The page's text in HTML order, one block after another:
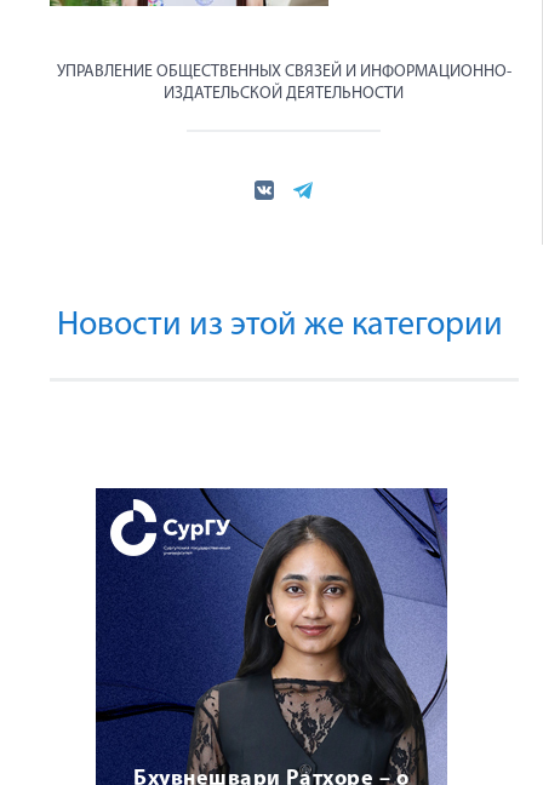
УПРАВЛЕНИЕ ОБЩЕСТВЕННЫХ СВЯЗЕЙ И ИНФОРМАЦИОННО-
ИЗДАТЕЛЬСКОЙ ДЕЯТЕЛЬНОСТИ
Новости из этой же категории
Бхувнешвари Ратхоре – о